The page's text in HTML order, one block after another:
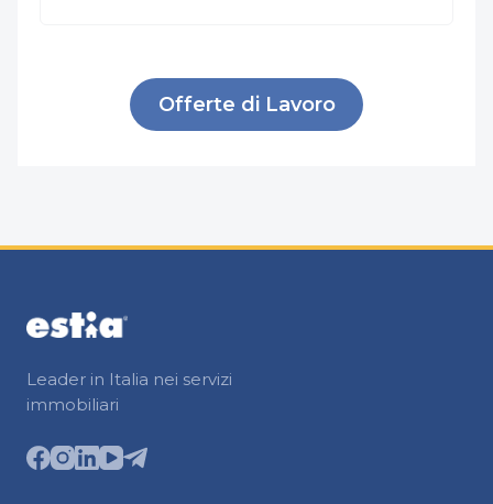
Offerte di Lavoro
Leader in Italia nei servizi
immobiliari